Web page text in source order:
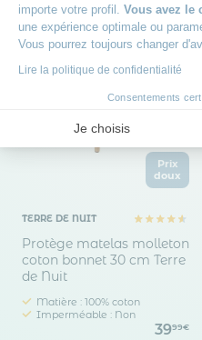
importe votre profil. Vous avez le
une expérience optimale ou
Vous pourrez toujours changer
Lire la politique de confidentialité
Consentements
Je choisis
Axeptio consent
Plateforme de Gestion du
Notre plateforme vous
Prix
doux
TERRE DE NUIT
Protège matelas molleton
coton bonnet 30 cm Terre
de Nuit
Matière : 100% coton
Imperméable : Non
3999€